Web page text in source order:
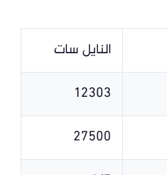
النايل سات
12303
27500